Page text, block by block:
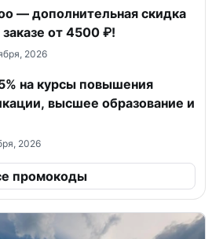
— дополнительная скидка
от 4500 ₽!
2026
на курсы повышения
высшее образование и
2026
промокоды